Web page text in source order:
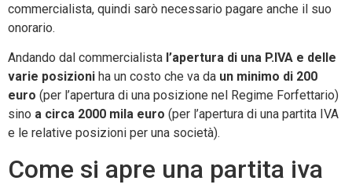
commercialista, quindi sarò necessario pagare anche il suo
onorario.
Andando dal commercialista l’apertura di una P.IVA e delle
varie posizioni ha un costo che va da un minimo di 200
euro (per l’apertura di una posizione nel Regime Forfettario)
sino a circa 2000 mila euro (per l’apertura di una partita IVA
e le relative posizioni per una società).
Come si apre una partita iva